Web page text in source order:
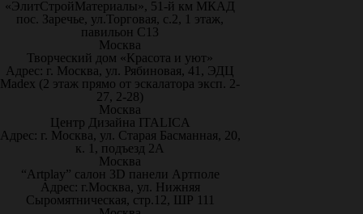
«ЭлитСтройМатериалы», 51-й км МКАД
пос. Заречье, ул.Торговая, с.2, 1 этаж,
павильон С13
Москва
Творческий дом «Красота и уют»
Адрес: г. Москва, ул. Рябиновая, 41, ЭДЦ
Madex (2 этаж прямо от эскалатора эксп. 2-
27, 2-28)
Москва
Центр Дизайна ITALICA
Адрес: г. Москва, ул. Старая Басманная, 20,
к. 1, подъезд 2А
Москва
“Artplay” салон 3D панели Артполе
Адрес: г.Москва, ул. Нижняя
Сыромятническая, стр.12, ШР 111